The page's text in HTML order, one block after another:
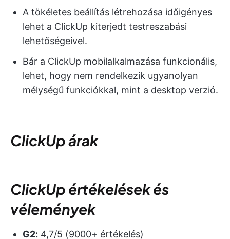
A tökéletes beállítás létrehozása időigényes
lehet a ClickUp kiterjedt testreszabási
lehetőségeivel.
Bár a ClickUp mobilalkalmazása funkcionális,
lehet, hogy nem rendelkezik ugyanolyan
mélységű funkciókkal, mint a desktop verzió.
ClickUp árak
ClickUp értékelések és
vélemények
G2: 4,7/5 (9000+ értékelés)